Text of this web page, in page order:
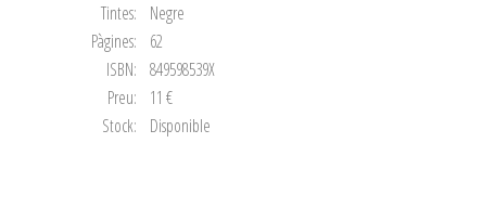
Tintes:
Negre
Pàgines:
62
ISBN: 849598539X
Preu:
11 €
Stock:
Disponible